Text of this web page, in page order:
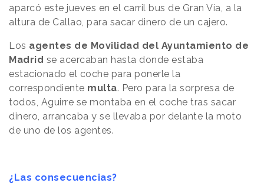
aparcó este jueves en el carril bus de Gran Vía, a la
altura de Callao, para sacar dinero de un cajero.
Los agentes de Movilidad del Ayuntamiento de
Madrid se acercaban hasta donde estaba
estacionado el coche para ponerle la
correspondiente multa. Pero para la sorpresa de
todos, Aguirre se montaba en el coche tras sacar
dinero, arrancaba y se llevaba por delante la moto
de uno de los agentes.
¿Las consecuencias?